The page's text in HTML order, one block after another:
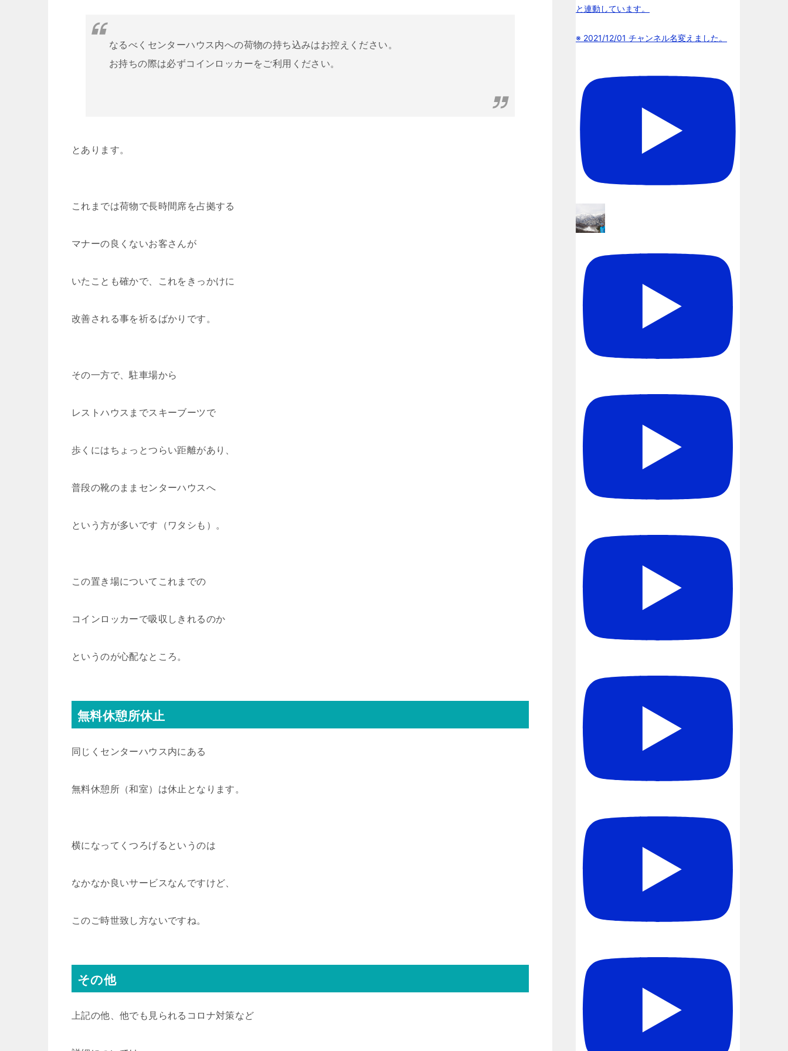
なるべくセンターハウス内への荷物の持ち込みはお控えください。
お持ちの際は必ずコインロッカーをご利用ください。
とあります。
これまでは荷物で長時間席を占拠する
マナーの良くないお客さんが
いたことも確かで、これをきっかけに
改善される事を祈るばかりです。
その一方で、駐車場から
レストハウスまでスキーブーツで
歩くにはちょっとつらい距離があり、
普段の靴のままセンターハウスへ
という方が多いです（ワタシも）。
この置き場についてこれまでの
コインロッカーで吸収しきれるのか
というのが心配なところ。
無料休憩所休止
同じくセンターハウス内にある
無料休憩所（和室）は休止となります。
横になってくつろげるというのは
なかなか良いサービスなんですけど、
このご時世致し方ないですね。
その他
上記の他、他でも見られるコロナ対策など
と連動しています。
※ 2021/12/01 チャンネル名変えました。